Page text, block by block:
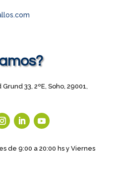
33, 2ºE, Soho, 29001,
de 9:00 a 20:00 hs y Viernes